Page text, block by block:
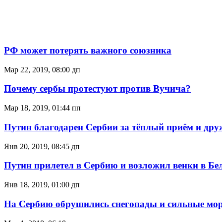
РФ может потерять важного союзника
Мар 22, 2019, 08:00 дп
Почему сербы протестуют против Вучича?
Мар 18, 2019, 01:44 пп
Путин благодарен Сербии за тёплый приём и
Янв 20, 2019, 08:45 дп
Путин прилетел в Сербию и возложил венки в
Янв 18, 2019, 01:00 дп
На Сербию обрушились снегопады и сильные